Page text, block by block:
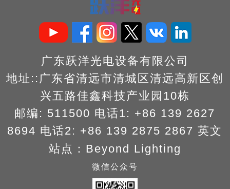
广东跃洋光电设备有限公司
地址::广东省清远市清城区清远高新区创
兴五路佳鑫科技产业园10栋
邮编: 511500 电话1: +86 139 2627
8694 电话2: +86 139 2875 2867英文
站点： Beyond Lighting
微信公众号